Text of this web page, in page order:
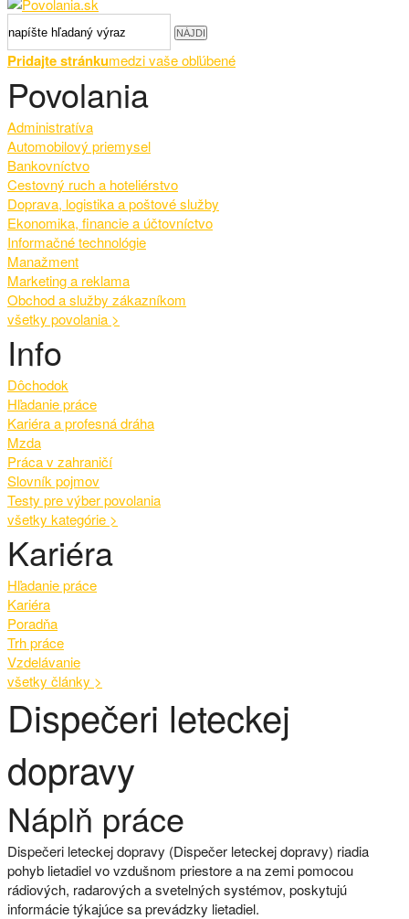
Pridajte stránkumedzi vaše obľúbené
Povolania
Administratíva
Automobilový priemysel
Bankovníctvo
Cestovný ruch a hoteliérstvo
Doprava, logistika a poštové služby
Ekonomika, financie a účtovníctvo
Informačné technológie
Manažment
Marketing a reklama
Obchod a služby zákazníkom
všetky povolania >
Info
Dôchodok
Hľadanie práce
Kariéra a profesná dráha
Mzda
Práca v zahraničí
Slovník pojmov
Testy pre výber povolania
všetky kategórie >
Kariéra
Hľadanie práce
Kariéra
Poradňa
Trh práce
Vzdelávanie
všetky články >
Dispečeri leteckej
dopravy
Náplň práce
Dispečeri leteckej dopravy (Dispečer leteckej dopravy) riadia
pohyb lietadiel vo vzdušnom priestore a na zemi pomocou
rádiových, radarových a svetelných systémov, poskytujú
informácie týkajúce sa prevádzky lietadiel.